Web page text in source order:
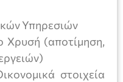
Υπηρεσιών
Χρυσή (αποτίμηση,
στοιχεία